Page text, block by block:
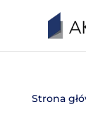
Strona